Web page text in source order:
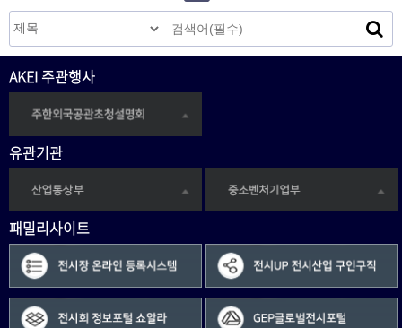
AKEI 주관행사
유관기관
패밀리사이트